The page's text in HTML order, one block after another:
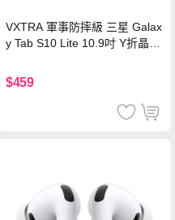
VXTRA 軍事防摔級 三星 Galax
y Tab S10 Lite 10.9吋 Y折晶透
$459